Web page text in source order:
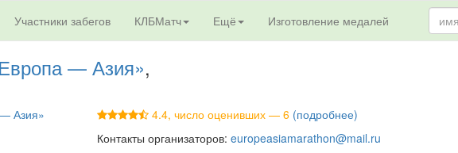
Участники забегов КЛБМатч Ещё Изготовление медалей
— Азия»,
Азия»
4.4, число оценивших — 6 (подробнее)
Контакты организаторов: europeasiamarathon@mail.ru